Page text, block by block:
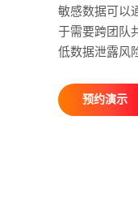
敏感数据可以
于需要跨团队
低数据泄露风
预约演示